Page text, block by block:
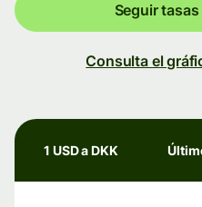
Seguir
Consulta el
1 USD a DKK